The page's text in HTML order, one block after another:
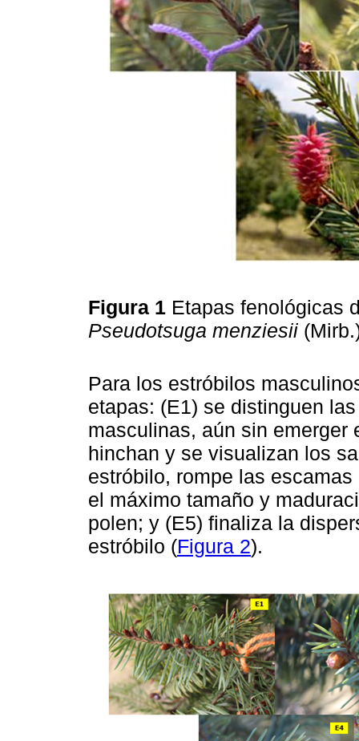
Figura 1 Etapas fenológicas
Pseudotsuga menziesii
Para los estróbilos
etapas: (E1) se distinguen
masculinas, aún sin emerger
hinchan y se visualizan los
estróbilo, rompe las
el máximo tamaño y
polen; y (E5) finaliza la
estróbilo (Figura 2).